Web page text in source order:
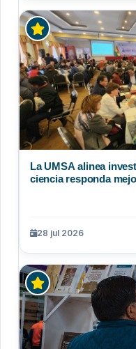
La UMSA alinea
ciencia responda
28 jul 2026